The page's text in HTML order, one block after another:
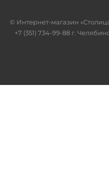
© Интернет-магазин
+7 (351) 734-99-88 г.